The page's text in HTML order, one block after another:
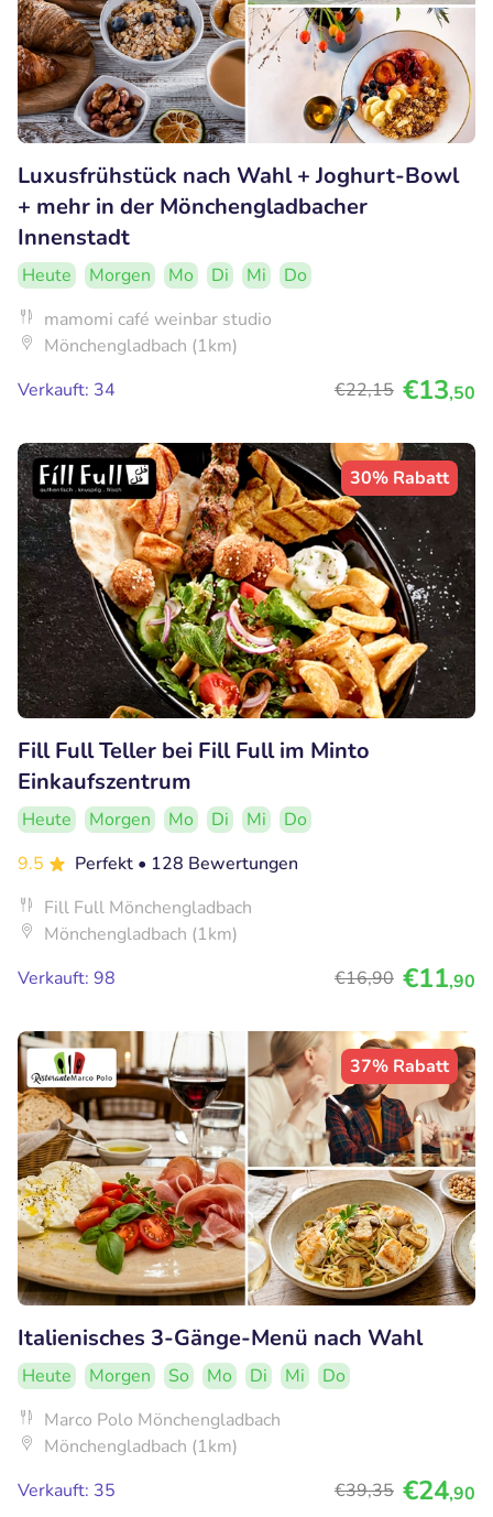
Luxusfrühstück nach Wahl + Joghurt-Bowl
+ mehr in der Mönchengladbacher
Innenstadt
Heute Morgen Mo Di Mi
Do
mamomi café weinbar studio
Mönchengladbach (1km)
Verkauft: 34
€22,15 €13,50
30% Rabatt
Fill Full Teller bei Fill Full im Minto
Einkaufszentrum
Heute Morgen Mo Di Mi
Do
9.5
Perfekt • 128 Bewertungen
Fill Full Mönchengladbach
Mönchengladbach (1km)
Verkauft: 98
€16,90 €11,90
37% Rabatt
Italienisches 3-Gänge-Menü nach Wahl
Heute Morgen So Mo Di Mi
Do
Marco Polo Mönchengladbach
Mönchengladbach (1km)
Verkauft: 35
€39,35 €24,90